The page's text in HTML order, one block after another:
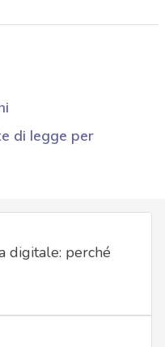
di legge per
digitale: perché